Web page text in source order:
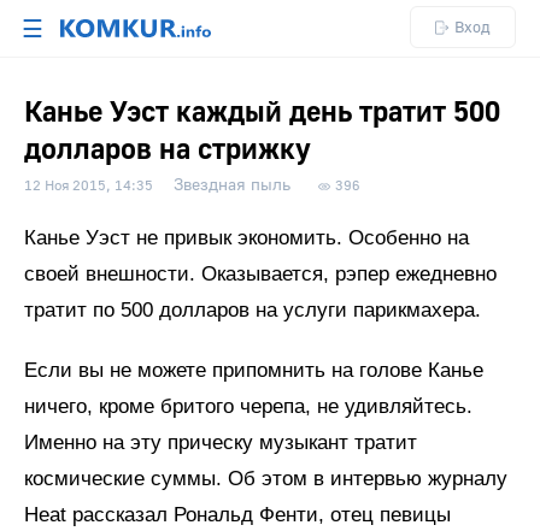
☰ Вход
Канье Уэст каждый день тратит 500
долларов на стрижку
12 Ноя 2015, 14:35 Звездная пыль 396
Канье Уэст не привык экономить. Особенно на
своей внешности. Оказывается, рэпер ежедневно
тратит по 500 долларов на услуги парикмахера.
Если вы не можете припомнить на голове Канье
ничего, кроме бритого черепа, не удивляйтесь.
Именно на эту прическу музыкант тратит
космические суммы. Об этом в интервью журналу
Heat рассказал Рональд Фенти, отец певицы